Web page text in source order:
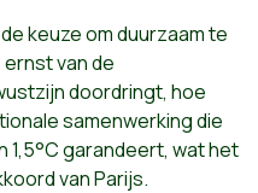
keuze om duurzaam te
van de
doordringt, hoe
samenwerking die
1,5°C garandeert, wat het
van Parijs.